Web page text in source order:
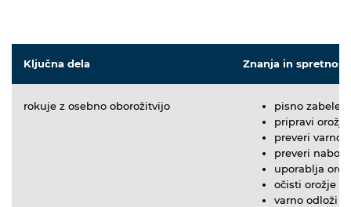
Ključna dela Znanja in spretnosti
rokuje z osebno oborožitvijo
pisno
pripravi
preveri
preveri
uporablja
očisti orožje
varno odloži